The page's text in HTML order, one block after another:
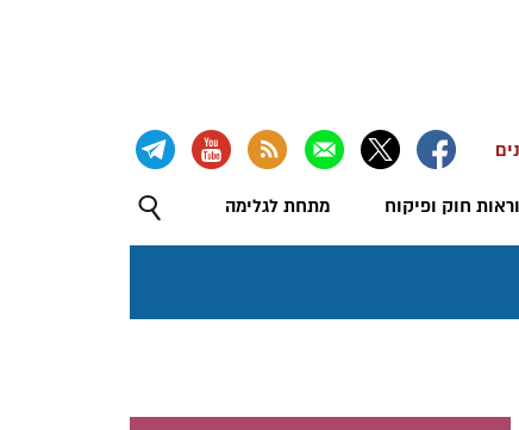
חוק ופיקוח מתחת לגלימה